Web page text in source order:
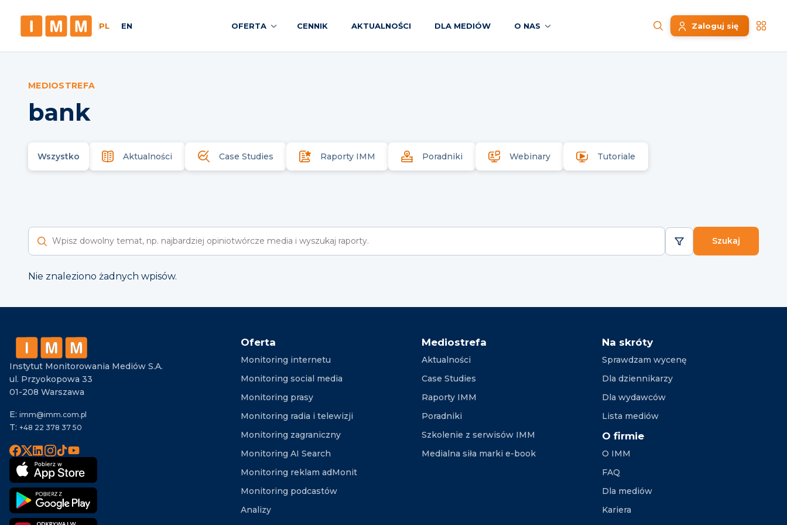
PL EN OFERTA CENNIK AKTUALNOŚCI DLA MEDIÓW O NAS Zaloguj się
MEDIOSTREFA
bank
Wszystko Aktualności Case Studies Raporty IMM Poradniki Webinary Tutoriale
Wyszukaj raporty
Szukaj
Nie znaleziono żadnych wpisów.
Instytut Monitorowania Mediów S.A.
ul. Przyokopowa 33
01-208 Warszawa
E: imm@imm.com.pl
T: +48 22 378 37 50
Oferta
Monitoring internetu
Monitoring social media
Monitoring prasy
Monitoring radia i telewizji
Monitoring zagraniczny
Monitoring AI Search
Monitoring reklam adMonit
Monitoring podcastów
Analizy
Mediostrefa
Aktualności
Case Studies
Raporty IMM
Poradniki
Szkolenie z serwisów IMM
Medialna siła marki e-book
Na skróty
Sprawdzam wycenę
Dla dziennikarzy
Dla wydawców
Lista mediów
O firmie
O IMM
FAQ
Dla mediów
Kariera